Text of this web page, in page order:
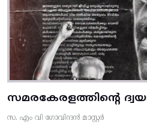
സമരകേരളത്തിൻ്റെ
സ. എം വി ഗോവിന്ദൻ മാസ്റ്റർ